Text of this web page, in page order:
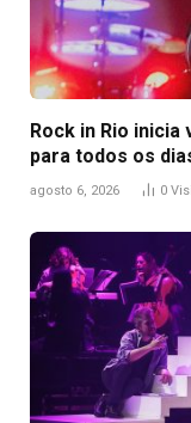
Rock in Rio
para todos os
agosto 6, 2026 0